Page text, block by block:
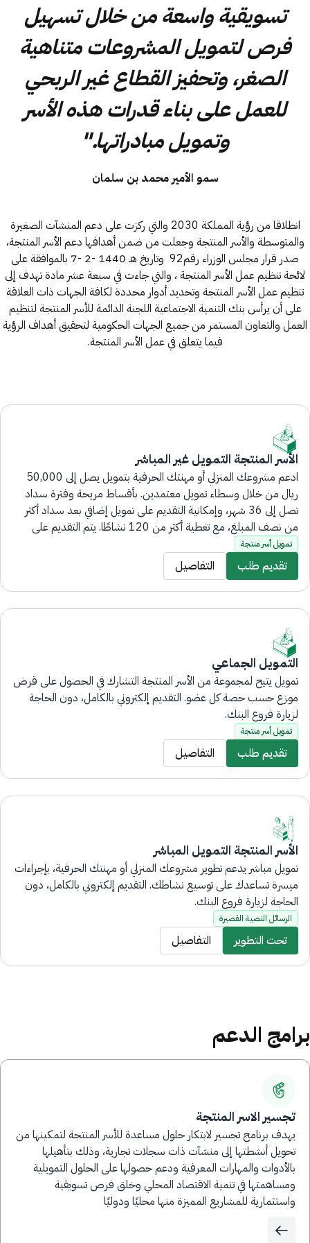
تسويقية واسعة من خلال تسهيل
فرص لتمويل المشروعات متناهية
الصغر، وتحفيز القطاع غير الربحي
للعمل على بناء قدرات هذه الأسر
وتمويل مبادراتها."
سمو الأمير محمد بن سلمان
انطلاقا من رؤية المملكة 2030 والتي ركزت على دعم المنشآت الصغيرة
والمتوسطة والأسر المنتجة وجعلت من ضمن أهدافها دعم الأسر المنتجة،
صدر قرار مجلس الوزراء رقم92 وتاريخ
بالموافقة على
لائحة تنظيم عمل الأسر المنتجة ، والتي جاءت في سبعة عشر مادة تهدف إلى
تنظيم عمل الأسر المنتجة وتحديد أدوار محددة لكافة الجهات ذات العلاقة
على أن يرأس بنك التنمية الاجتماعية اللجنة الدائمة للأسر المنتجة لتنظيم
العمل والتعاون المستمر من جميع الجهات الحكومية لتحقيق أهداف الرؤية
فيما يتعلق في عمل الأسر المنتجة.
الأسر المنتجة التمويل غير المباشر
ادعم مشروعك المنزلي أو مهنتك الحرفية بتمويل يصل إلى 50,000
ريال من خلال وسطاء تمويل معتمدين. بأقساط مريحة وفترة سداد
تصل إلى 36 شهر، وإمكانية التقديم على تمويل إضافي بعد سداد أكثر
من نصف المبلغ، مع تغطية أكثر من 120 نشاطًا. يتم التقديم على
المنتج إلكترونيًا بالكامل، دون الحاجة لزيارة فروع البنك.
تمويل أسر منتجة
تقديم طلب التفاصيل
التمويل الجماعي
تمويل يتيح لمجموعة من الأسر المنتجة التشارك في الحصول على قرض
موزع حسب حصة كل عضو. التقديم إلكتروني بالكامل، دون الحاجة
لزيارة فروع البنك.
تمويل أسر منتجة
تقديم طلب التفاصيل
الأسر المنتجة التمويل المباشر
تمويل مباشر يدعم تطوير مشروعك المنزلي أو مهنتك الحرفية، بإجراءات
ميسرة تساعدك على توسيع نشاطك. التقديم إلكتروني بالكامل، دون
الحاجة لزيارة فروع البنك.
الرسائل النصية القصيرة
تحت التطوير التفاصيل
برامج الدعم
تجسير الاسر المنتجة
يهدف برنامج تجسير لابتكار حلول مساعدة للأسر المنتجة لتمكينها من
تحويل أنشطتها إلى منشآت ذات سجلات تجارية، وذلك بتأهيلها
بالأدوات والمهارات المعرفية ودعم حصولها على الحلول التمويلية
ومساهمتها في تنمية الاقتصاد المحلي وخلق فرص تسويقية
واستثمارية للمشاريع المميزة منها محليًا ودوليًا